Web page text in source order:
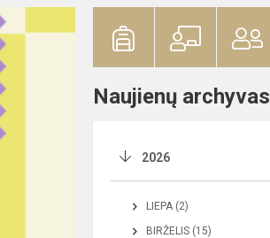
Naujienų archyvas
2026
LIEPA (2)
BIRŽELIS (15)